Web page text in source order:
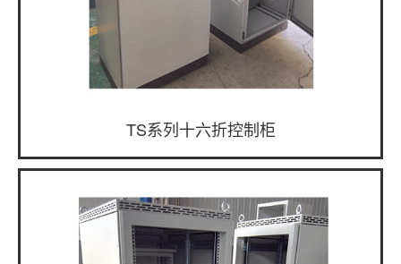
TS系列十六折控制柜